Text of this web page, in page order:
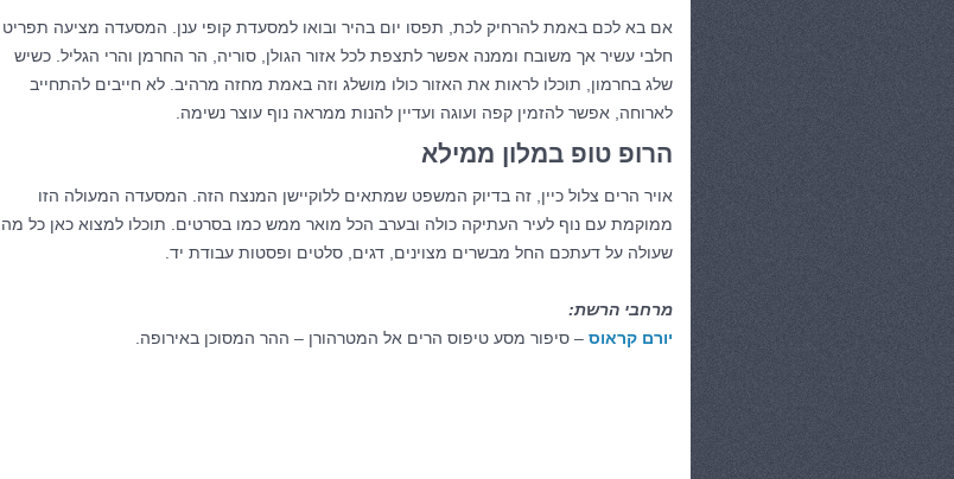
אם בא לכם באמת להרחיק לכת, תפסו יום בהיר ובואו למסעדת קופי ענן. המסעדה מציעה תפריט
חלבי עשיר אך משובח וממנה אפשר לתצפת לכל אזור הגולן, סוריה, הר החרמן והרי הגליל. כשיש
שלג בחרמון, תוכלו לראות את האזור כולו מושלג וזה באמת מחזה מרהיב. לא חייבים להתחייב
לארוחה, אפשר להזמין קפה ועוגה ועדיין להנות ממראה נוף עוצר נשימה.
הרופ טופ במלון ממילא
אויר הרים צלול כיין, זה בדיוק המשפט שמתאים ללוקיישן המנצח הזה. המסעדה המעולה הזו
ממוקמת עם נוף לעיר העתיקה כולה ובערב הכל מואר ממש כמו בסרטים. תוכלו למצוא כאן כל מה
שעולה על דעתכם החל מבשרים מצוינים, דגים, סלטים ופסטות עבודת יד.
מרחבי הרשת:
יורם קראוס – סיפור מסע טיפוס הרים אל המטרהורן – ההר המסוכן באירופה.